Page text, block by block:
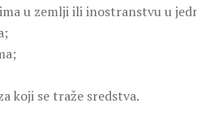
u zemlji ili inostranstvu u
koji se traže sredstva.